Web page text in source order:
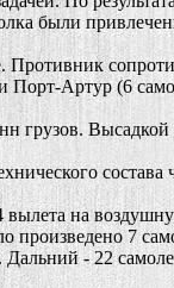
были
Артур (6
грузов.
на
7
- 22